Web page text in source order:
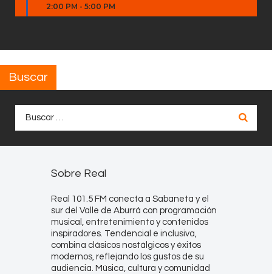
2:00 PM - 5:00 PM
Buscar
Sobre Real
Real 101.5 FM conecta a Sabaneta y el
sur del Valle de Aburrá con programación
musical, entretenimiento y contenidos
inspiradores. Tendencial e inclusiva,
combina clásicos nostálgicos y éxitos
modernos, reflejando los gustos de su
audiencia. Música, cultura y comunidad